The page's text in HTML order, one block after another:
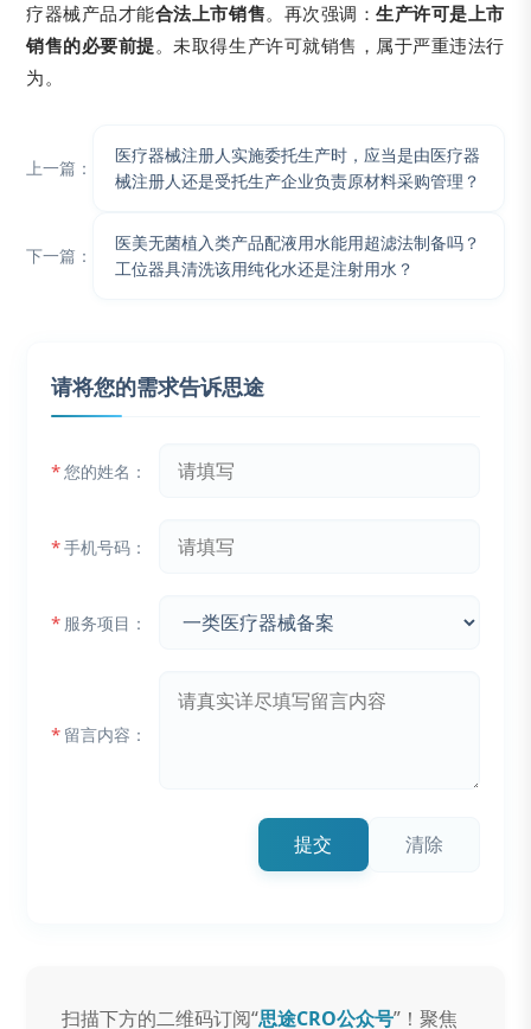
疗器械产品才能合法上市销售。再次强调：生产许可是上市
销售的必要前提。未取得生产许可就销售，属于严重违法行
为。
上一篇：
医疗器械注册人实施委托生产时，应当是由医疗器
械注册人还是受托生产企业负责原材料采购管理？
下一篇：
医美无菌植入类产品配液用水能用超滤法制备吗？
工位器具清洗该用纯化水还是注射用水？
请将您的需求告诉思途
*您的姓名：
*手机号码：
* 服务项目：
* 留言内容：
提交 清除
扫描下方的二维码订阅“思途CRO公众号”！聚焦